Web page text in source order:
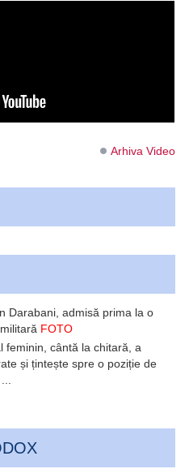
Arhiva Video
Darabani, admisă prima la o
FOTO
feminin, cântă la chitară, a
și țintește spre o poziție de